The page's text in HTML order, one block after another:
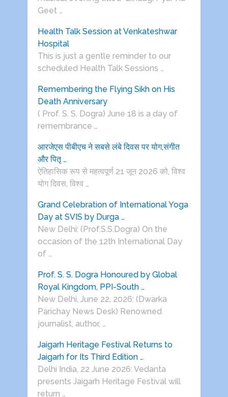
Geet …
Health Talk Session at Venkateshwar
Hospital
This is just a gentle reminder to our
scheduled Health Talk Sessions …
Remembering the Flying Sikh on His
Death Anniversary
( Prof. S. S. Dogra) June 18 is a day of
remembrance …
आरजेएस पीबीएच ने सबसे लंबे दिवस पर योग,संगीत
और पितृ …
ऐतिहासिक रूप से महत्वपूर्ण 21 जून 2026 को, विश्व
योग दिवस, विश्व …
Grand Celebration of International Yoga
Day at SVIS by Durga …
New Delhi: (Prof.S.S.Dogra) On the
occasion of the 12th International Day
of …
Prof. S. S. Dogra Honoured by Global
Royal Kingdom, PPI-South …
New Delhi, June 22, 2026: (Dwarka
Parichay News Desk) Renowned
journalist, author, …
Jaigarh Heritage Festival Returns to
Jaigarh for Its Third Edition …
Delhi India, 22 June 2026: Vedanta
presents Jaigarh Heritage Festival will
return …